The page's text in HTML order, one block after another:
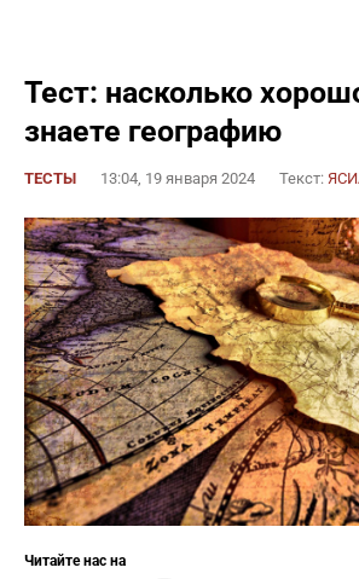
Тест: насколько
знаете географию
ТЕСТЫ 13:04, 19 января 2024 Текст:
Читайте нас на